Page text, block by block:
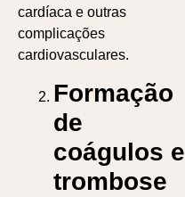
cardíaca e outras
complicações
cardiovasculares.
Formação
de
coágulos e
trombose